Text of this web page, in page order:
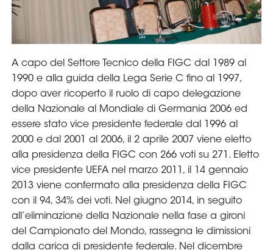
A capo del Settore Tecnico della FIGC dal 1989 al
1990 e alla guida della Lega Serie C fino al 1997,
dopo aver ricoperto il ruolo di capo delegazione
della Nazionale al Mondiale di Germania 2006 ed
essere stato vice presidente federale dal 1996 al
2000 e dal 2001 al 2006, il 2 aprile 2007 viene eletto
alla presidenza della FIGC con 266 voti su 271. Eletto
vice presidente UEFA nel marzo 2011, il 14 gennaio
2013 viene confermato alla presidenza della FIGC
con il 94, 34% dei voti. Nel giugno 2014, in seguito
all’eliminazione della Nazionale nella fase a gironi
del Campionato del Mondo, rassegna le dimissioni
dalla carica di presidente federale. Nel dicembre